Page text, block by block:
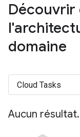
Découvrir
domaine
Aucun résultat.